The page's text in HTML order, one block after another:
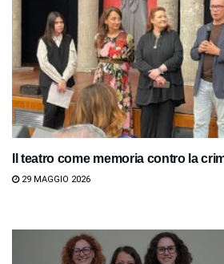
Il teatro come memoria contro la
29 MAGGIO 2026